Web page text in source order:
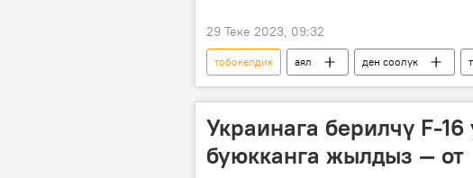
29 Теке 2023, 09:32
тобокелдик аял ден соолук
Украинага берилчү F-
буюкканга жылдыз — от